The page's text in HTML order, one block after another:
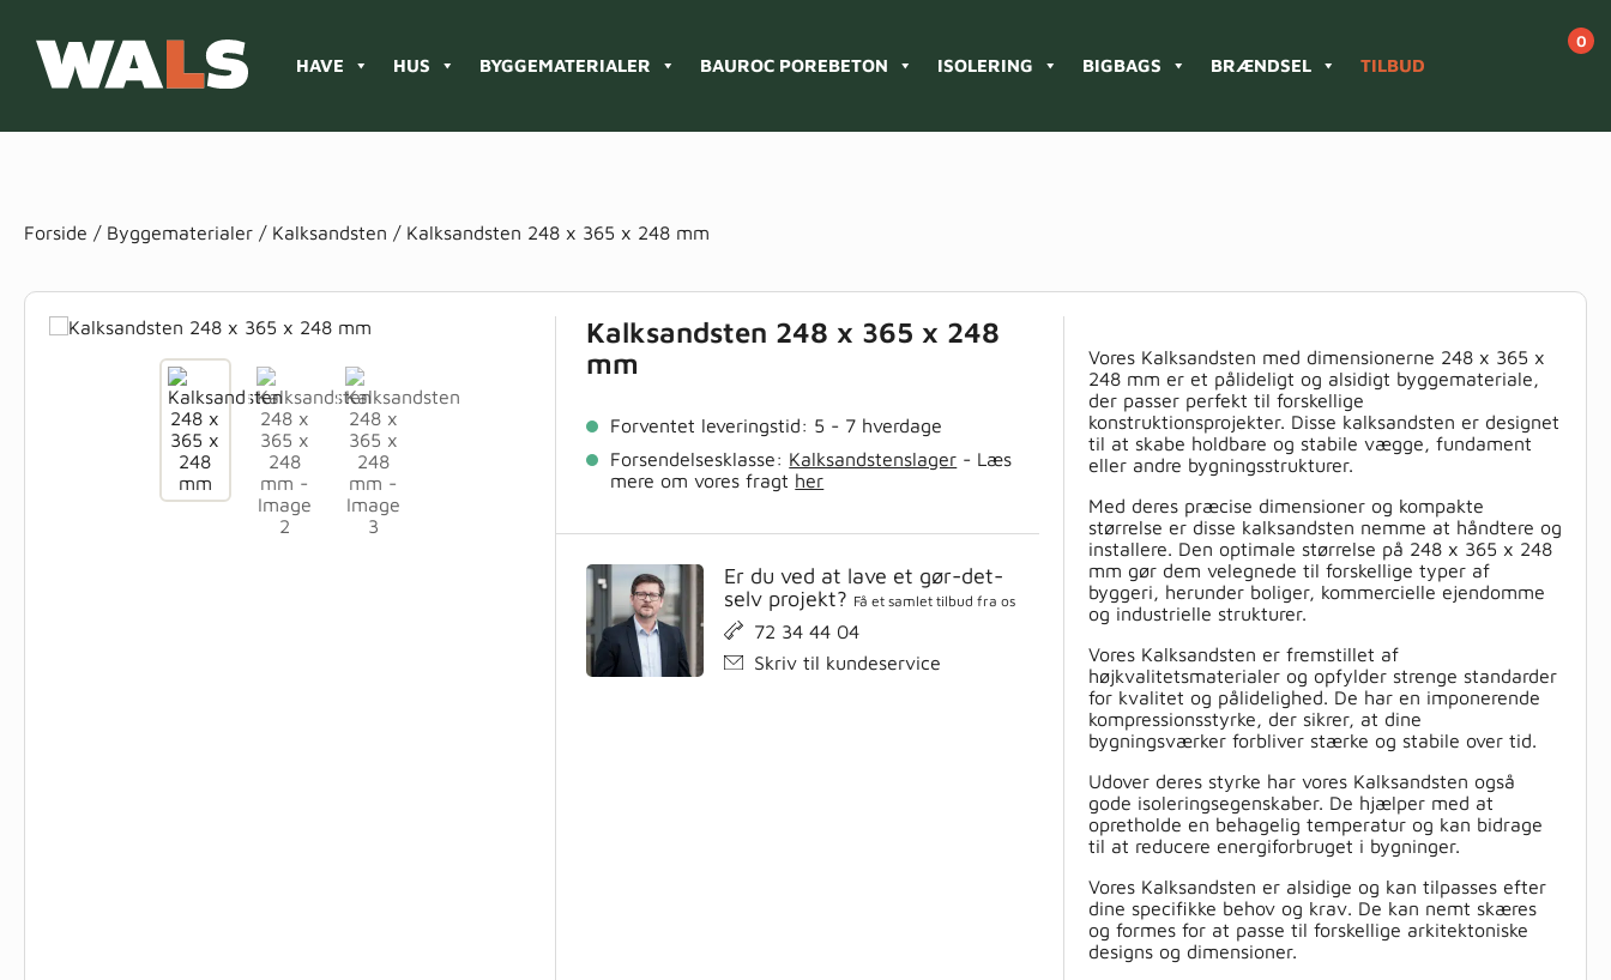
HAVE HUS BYGGEMATERIALER BAUROC POREBETON ISOLERING BIGBAGS BRÆNDSEL TILBUD
Forside / Byggematerialer / Kalksandsten / Kalksandsten 248 x 365 x 248 mm
Kalksandsten 248 x 365 x 248
mm
Forventet leveringstid: 5 - 7 hverdage
Forsendelsesklasse: Kalksandstenslager - Læs
mere om vores fragt her
Er du ved at lave et gør-det-
selv projekt? Få et samlet tilbud fra os
72 34 44 04
Skriv til kundeservice
Vores Kalksandsten med dimensionerne 248 x 365 x
248 mm er et pålideligt og alsidigt byggemateriale,
der passer perfekt til forskellige
konstruktionsprojekter. Disse kalksandsten er designet
til at skabe holdbare og stabile vægge, fundament
eller andre bygningsstrukturer.
Med deres præcise dimensioner og kompakte
størrelse er disse kalksandsten nemme at håndtere og
installere. Den optimale størrelse på 248 x 365 x 248
mm gør dem velegnede til forskellige typer af
byggeri, herunder boliger, kommercielle ejendomme
og industrielle strukturer.
Vores Kalksandsten er fremstillet af
højkvalitetsmaterialer og opfylder strenge standarder
for kvalitet og pålidelighed. De har en imponerende
kompressionsstyrke, der sikrer, at dine
bygningsværker forbliver stærke og stabile over tid.
Udover deres styrke har vores Kalksandsten også
gode isoleringsegenskaber. De hjælper med at
opretholde en behagelig temperatur og kan bidrage
til at reducere energiforbruget i bygninger.
Vores Kalksandsten er alsidige og kan tilpasses efter
dine specifikke behov og krav. De kan nemt skæres
og formes for at passe til forskellige arkitektoniske
designs og dimensioner.